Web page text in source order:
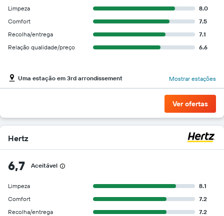
Limpeza
8.0
Comfort
7.5
Recolha/entrega
7.1
Relação qualidade/preço
6.6
Uma estação em 3rd arrondissement Mostrar estações
Ver ofertas
Hertz
6,7 Aceitável
Limpeza
8.1
Comfort
7.2
Recolha/entrega
7.2